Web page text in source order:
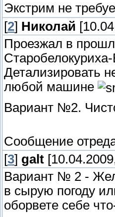
Экстрим не
[2] Николай
Проезжал в
Детализировать
любой машине
Вариант №2.
Сообщение
[3] galt
Вариант № 2 -
в сырую погоду
оборвете себе